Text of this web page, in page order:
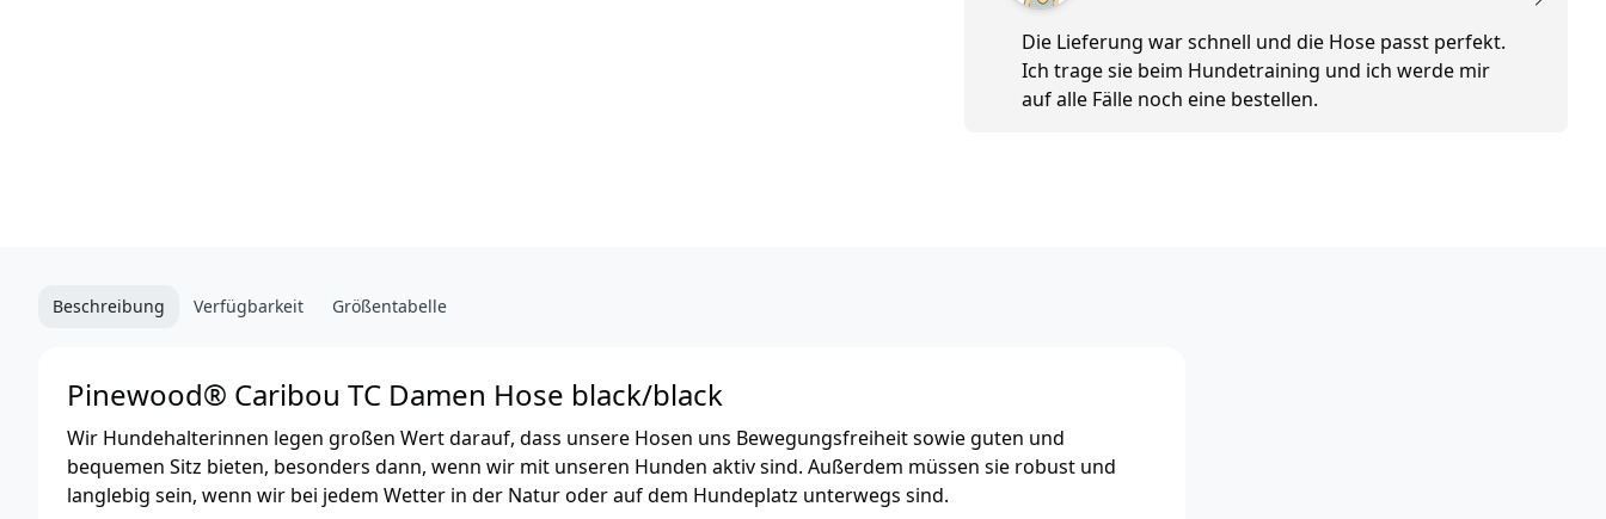
Die Lieferung war schnell und die Hose passt perfekt.
Ich trage sie beim Hundetraining und ich werde mir
auf alle Fälle noch eine bestellen.
Beschreibung Verfügbarkeit Größentabelle
Pinewood® Caribou TC Damen Hose black/black
Wir Hundehalterinnen legen großen Wert darauf, dass unsere Hosen uns Bewegungsfreiheit sowie guten und
bequemen Sitz bieten, besonders dann, wenn wir mit unseren Hunden aktiv sind. Außerdem müssen sie robust und
langlebig sein, wenn wir bei jedem Wetter in der Natur oder auf dem Hundeplatz unterwegs sind.